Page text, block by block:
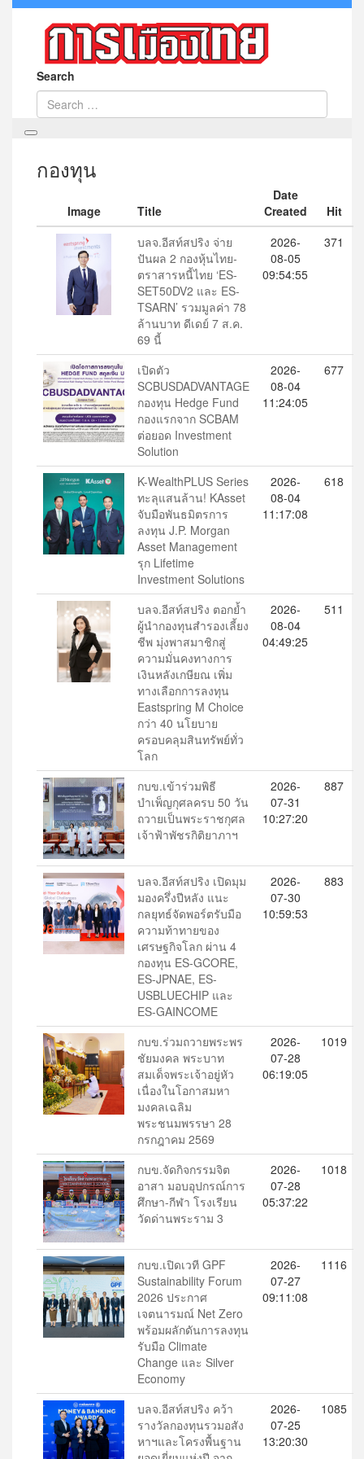
Search
กองทุน
Image Title
Date
Created
Hit
บลจ.อีสท์สปริง จ่าย
ปันผล 2 กองหุ้นไทย-
ตราสารหนี้ไทย ‘ES-
SET50DV2 และ ES-
TSARN’ รวมมูลค่า 78
ล้านบาท ดีเดย์ 7 ส.ค.
69 นี้
2026-
08-05
09:54:55
371
เปิดตัว
SCBUSDADVANTAGE
กองทุน Hedge Fund
กองแรกจาก SCBAM
ต่อยอด Investment
Solution
2026-
08-04
11:24:05
677
K-WealthPLUS Series
ทะลุแสนล้าน! KAsset
จับมือพันธมิตรการ
ลงทุน J.P. Morgan
Asset Management
รุก Lifetime
Investment Solutions
2026-
08-04
11:17:08
618
บลจ.อีสท์สปริง ตอกย้ำ
ผู้นำกองทุนสำรองเลี้ยง
ชีพ มุ่งพาสมาชิกสู่
ความมั่นคงทางการ
เงินหลังเกษียณ เพิ่ม
ทางเลือกการลงทุน
Eastspring M Choice
กว่า 40 นโยบาย
ครอบคลุมสินทรัพย์ทั่ว
โลก
2026-
08-04
04:49:25
511
กบข.เข้าร่วมพิธี
บำเพ็ญกุศลครบ 50 วัน
ถวายเป็นพระราชกุศล
เจ้าฟ้าพัชรกิติยาภาฯ
2026-
07-31
10:27:20
887
บลจ.อีสท์สปริง เปิดมุม
มองครึ่งปีหลัง แนะ
กลยุทธ์จัดพอร์ตรับมือ
ความท้าทายของ
เศรษฐกิจโลก ผ่าน 4
กองทุน ES-GCORE,
ES-JPNAE, ES-
USBLUECHIP และ
ES-GAINCOME
2026-
07-30
10:59:53
883
กบข.ร่วมถวายพระพร
ชัยมงคล พระบาท
สมเด็จพระเจ้าอยู่หัว
เนื่องในโอกาสมหา
มงคลเฉลิม
พระชนมพรรษา 28
กรกฎาคม 2569
2026-
07-28
06:19:05
1019
กบข.จัดกิจกรรมจิต
อาสา มอบอุปกรณ์การ
ศึกษา-กีฬา โรงเรียน
วัดด่านพระราม 3
2026-
07-28
05:37:22
1018
กบข.เปิดเวที GPF
Sustainability Forum
2026 ประกาศ
เจตนารมณ์ Net Zero
พร้อมผลักดันการลงทุน
รับมือ Climate
Change และ Silver
Economy
2026-
07-27
09:11:08
1116
บลจ.อีสท์สปริง คว้า
รางวัลกองทุนรวมอสัง
หาฯและโครงพื้นฐาน
2026-
07-25
13:20:30
1085